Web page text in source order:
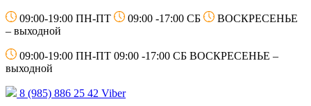
09:00-19:00 ПН-ПТ 09:00 -17:00 СБ
ВОСКРЕСЕНЬЕ
– выходной
09:00-19:00 ПН-ПТ 09:00 -17:00 СБ ВОСКРЕСЕНЬЕ –
выходной
8 (985) 886 25 42 Viber